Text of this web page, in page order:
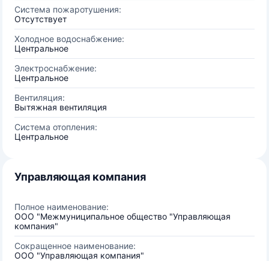
Система пожаротушения:
Отсутствует
Холодное водоснабжение:
Центральное
Электроснабжение:
Центральное
Вентиляция:
Вытяжная вентиляция
Система отопления:
Центральное
Управляющая компания
Полное наименование:
ООО "Межмуниципальное общество "Управляющая
компания"
Сокращенное наименование:
ООО "Управляющая компания"